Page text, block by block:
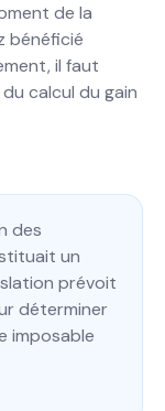
de la
bénéficié
il faut
calcul du gain
des
un
prévoit
déterminer
imposable